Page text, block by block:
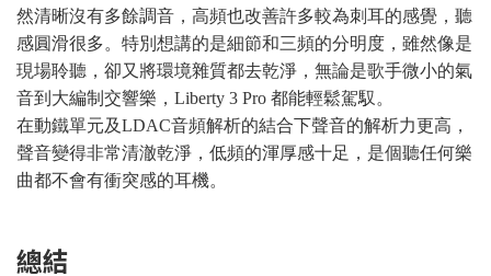
然清晰沒有多餘調音，高頻也改善許多較為刺耳的感覺，聽
感圓滑很多。特別想講的是細節和三頻的分明度，雖然像是
現場聆聽，卻又將環境雜質都去乾淨，無論是歌手微小的氣
音到大編制交響樂，Liberty 3 Pro 都能輕鬆駕馭。
在動鐵單元及LDAC音頻解析的結合下聲音的解析力更高，
聲音變得非常清澈乾淨，低頻的渾厚感十足，是個聽任何樂
曲都不會有衝突感的耳機。
總結